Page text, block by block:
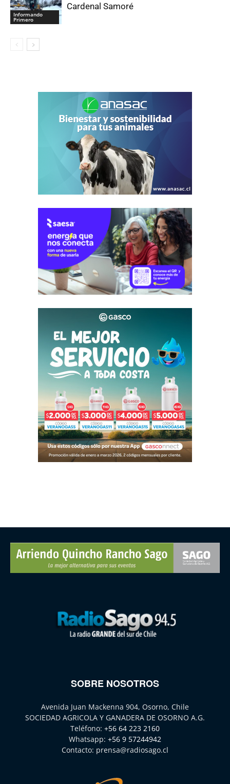
Informando
Primero
Cardenal Samoré
SOBRE NOSOTROS
Avenida Juan Mackenna 904, Osorno, Chile
SOCIEDAD AGRICOLA Y GANADERA DE OSORNO A.G.
Teléfono: +56 64 223 2160
Whatsapp: +56 9 57244942
Contacto: prensa@radiosago.cl